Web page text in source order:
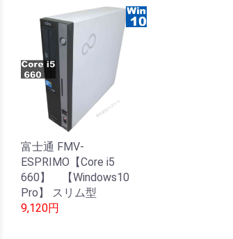
富士通 FMV-
ESPRIMO【Core i5
660】 【Windows10
Pro】 スリム型
9,120円